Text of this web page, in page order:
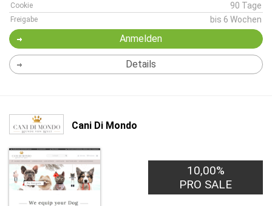
Cookie 90 Tage
Freigabe bis 6 Wochen
Anmelden
Details
Cani Di Mondo
10,00%
PRO SALE